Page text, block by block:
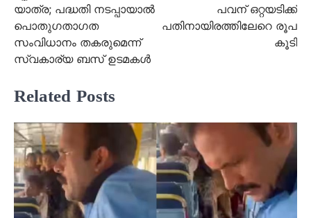
യാത്ര; പദ്ധതി നടപ്പായാല്‍
പൊതുഗതാഗത
സംവിധാനം തകരുമെന്ന്
സ്വകാര്യ ബസ് ഉടമകള്‍
പവന് ഒറ്റയടിക്ക്
പതിനായിരത്തിലേറെ രൂപ
കൂടി
Related Posts